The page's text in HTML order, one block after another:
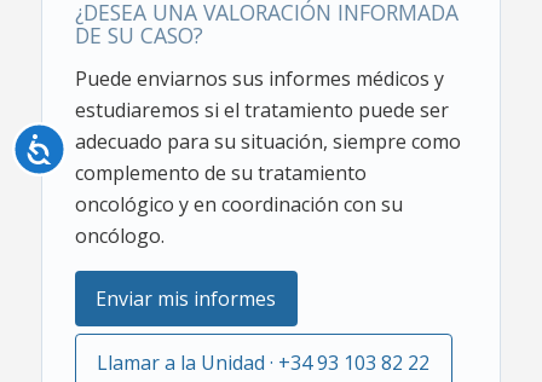
Accesibilidad
¿DESEA UNA VALORACIÓN INFORMADA
DE SU CASO?
Puede enviarnos sus informes médicos y
estudiaremos si el tratamiento puede ser
adecuado para su situación, siempre como
complemento de su tratamiento
oncológico y en coordinación con su
oncólogo.
Enviar mis informes
Llamar a la Unidad · +34 93 103 82 22